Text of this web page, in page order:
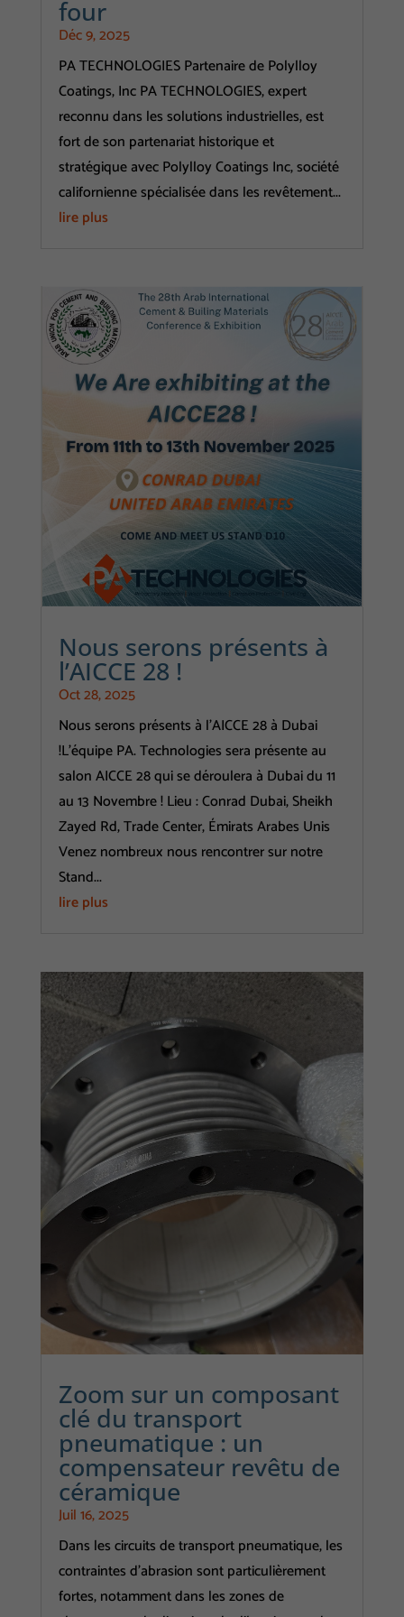
four
Déc 9, 2025
PA TECHNOLOGIES Partenaire de Polylloy
Coatings, Inc PA TECHNOLOGIES, expert
reconnu dans les solutions industrielles, est
fort de son partenariat historique et
stratégique avec Polylloy Coatings Inc, société
californienne spécialisée dans les revêtement...
lire plus
Nous serons présents à
l’AICCE 28 !
Oct 28, 2025
Nous serons présents à l'AICCE 28 à Dubai
!L'équipe PA. Technologies sera présente au
salon AICCE 28 qui se déroulera à Dubai du 11
au 13 Novembre ! Lieu : Conrad Dubai, Sheikh
Zayed Rd, Trade Center, Émirats Arabes Unis
Venez nombreux nous rencontrer sur notre
Stand...
lire plus
Zoom sur un composant
clé du transport
pneumatique : un
compensateur revêtu de
céramique
Juil 16, 2025
Dans les circuits de transport pneumatique, les
contraintes d’abrasion sont particulièrement
fortes, notamment dans les zones de
utilisés
regroupent les
plateformes
d'hébergement
de médias tels
que YouTube.